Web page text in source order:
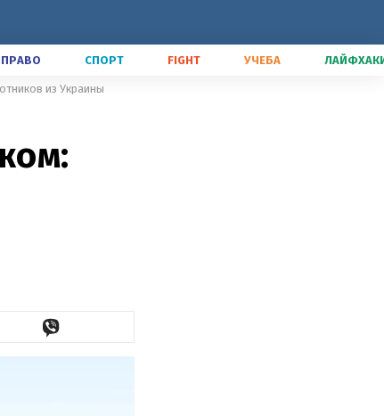
ПРАВО СПОРТ FIGHT УЧЕБА
из Украины